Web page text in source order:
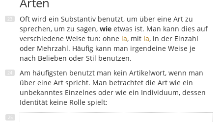
Oft wird ein Substantiv benutzt, um über eine Art zu
sprechen, um zu sagen, wie etwas ist. Man kann dies auf
verschiedene Weise tun: ohne la, mit la, in der Einzahl
oder Mehrzahl. Häufig kann man irgendeine Weise je
nach Belieben oder Stil benutzen.
Am häufigsten benutzt man kein Artikelwort, wenn man
über eine Art spricht. Man betrachtet die Art wie ein
unbekanntes Einzelnes oder wie ein Individuum, dessen
Identität keine Rolle spielt: